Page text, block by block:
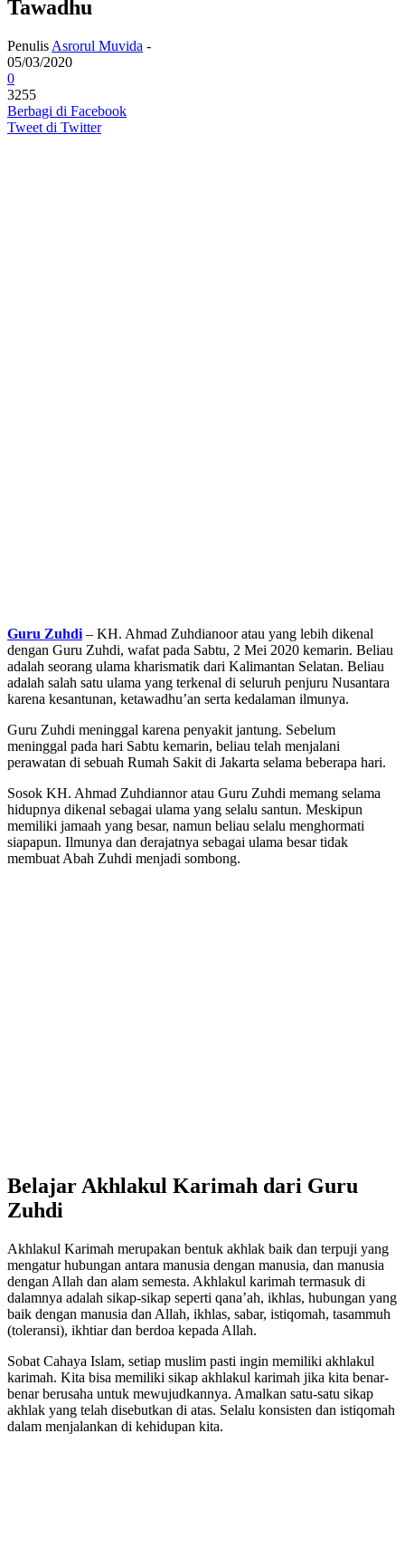
Tawadhu
Penulis Asrorul Muvida -
05/03/2020
0
3255
Berbagi di Facebook
Tweet di Twitter
Guru Zuhdi – KH. Ahmad Zuhdianoor atau yang lebih dikenal
dengan Guru Zuhdi, wafat pada Sabtu, 2 Mei 2020 kemarin. Beliau
adalah seorang ulama kharismatik dari Kalimantan Selatan. Beliau
adalah salah satu ulama yang terkenal di seluruh penjuru Nusantara
karena kesantunan, ketawadhu’an serta kedalaman ilmunya.
Guru Zuhdi meninggal karena penyakit jantung. Sebelum
meninggal pada hari Sabtu kemarin, beliau telah menjalani
perawatan di sebuah Rumah Sakit di Jakarta selama beberapa hari.
Sosok KH. Ahmad Zuhdiannor atau Guru Zuhdi memang selama
hidupnya dikenal sebagai ulama yang selalu santun. Meskipun
memiliki jamaah yang besar, namun beliau selalu menghormati
siapapun. Ilmunya dan derajatnya sebagai ulama besar tidak
membuat Abah Zuhdi menjadi sombong.
Belajar Akhlakul Karimah dari Guru
Zuhdi
Akhlakul Karimah merupakan bentuk akhlak baik dan terpuji yang
mengatur hubungan antara manusia dengan manusia, dan manusia
dengan Allah dan alam semesta. Akhlakul karimah termasuk di
dalamnya adalah sikap-sikap seperti qana’ah, ikhlas, hubungan yang
baik dengan manusia dan Allah, ikhlas, sabar, istiqomah, tasammuh
(toleransi), ikhtiar dan berdoa kepada Allah.
Sobat Cahaya Islam, setiap muslim pasti ingin memiliki akhlakul
karimah. Kita bisa memiliki sikap akhlakul karimah jika kita benar-
benar berusaha untuk mewujudkannya. Amalkan satu-satu sikap
akhlak yang telah disebutkan di atas. Selalu konsisten dan istiqomah
dalam menjalankan di kehidupan kita.